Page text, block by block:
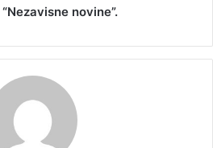
“Nezavisne novine”.